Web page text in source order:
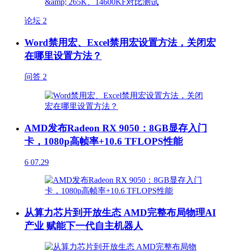
论坛 2
Word禁用宏、Excel禁用宏设置方法，关闭宏
在哪里设置方法？
问答 2
AMD发布Radeon RX 9050：8GB显存入门
卡，1080p高帧率+10.6 TFLOPS性能
6 07.29
从算力芯片到开放生态 AMD完整布局物理AI
产业 赋能下一代自主机器人